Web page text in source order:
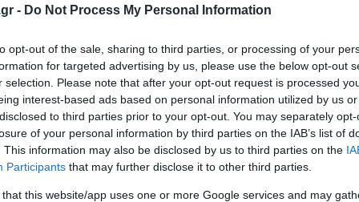
- Do Not Process My Personal Information
opt-out of the sale, sharing to third parties, or processing of your
for targeted advertising by us, please use the below opt-out
selection. Please note that after your opt-out request is processed
interest-based ads based on personal information utilized by us
to third parties prior to your opt-out. You may separately
of your personal information by third parties on the IAB’s list of
This information may also be disclosed by us to third parties on the
Participants that may further disclose it to other third parties.
that this website/app uses one or more Google services and may
ενώ οι αρχές αξιολογούν την αξία τους στην αγορά.
πρόβλημα στη Νότια Αφρική, μια από τις χώρες
όπως ρινόκερους και ελέφαντες, αλλά και ζώα όπως
παγκόσμια μαύρη αγορά.